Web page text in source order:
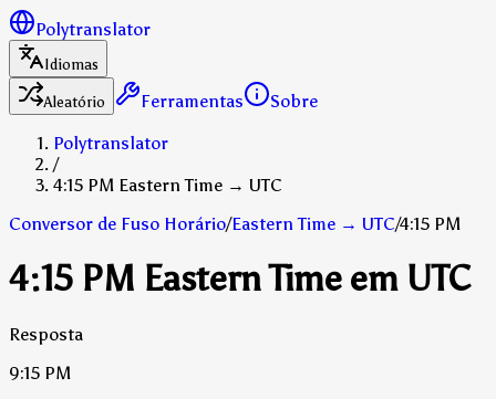
Polytranslator
Idiomas
Aleatório
Ferramentas
Sobre
Polytranslator
/
4:15 PM Eastern Time → UTC
Conversor de Fuso Horário/Eastern Time → UTC/4:15 PM
4:15 PM Eastern Time em UTC
Resposta
9:15 PM